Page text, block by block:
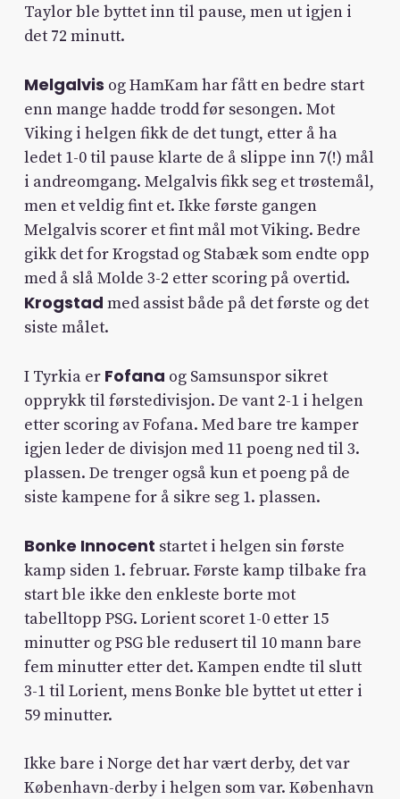
Taylor ble byttet inn til pause, men ut igjen i
det 72 minutt.
Melgalvis og HamKam har fått en bedre start
enn mange hadde trodd før sesongen. Mot
Viking i helgen fikk de det tungt, etter å ha
ledet 1-0 til pause klarte de å slippe inn 7(!) mål
i andreomgang. Melgalvis fikk seg et trøstemål,
men et veldig fint et. Ikke første gangen
Melgalvis scorer et fint mål mot Viking. Bedre
gikk det for Krogstad og Stabæk som endte opp
med å slå Molde 3-2 etter scoring på overtid.
Krogstad med assist både på det første og det
siste målet.
I Tyrkia er Fofana og Samsunspor sikret
opprykk til førstedivisjon. De vant 2-1 i helgen
etter scoring av Fofana. Med bare tre kamper
igjen leder de divisjon med 11 poeng ned til 3.
plassen. De trenger også kun et poeng på de
siste kampene for å sikre seg 1. plassen.
Bonke Innocent startet i helgen sin første
kamp siden 1. februar. Første kamp tilbake fra
start ble ikke den enkleste borte mot
tabelltopp PSG. Lorient scoret 1-0 etter 15
minutter og PSG ble redusert til 10 mann bare
fem minutter etter det. Kampen endte til slutt
3-1 til Lorient, mens Bonke ble byttet ut etter i
59 minutter.
Ikke bare i Norge det har vært derby, det var
København-derby i helgen som var. København